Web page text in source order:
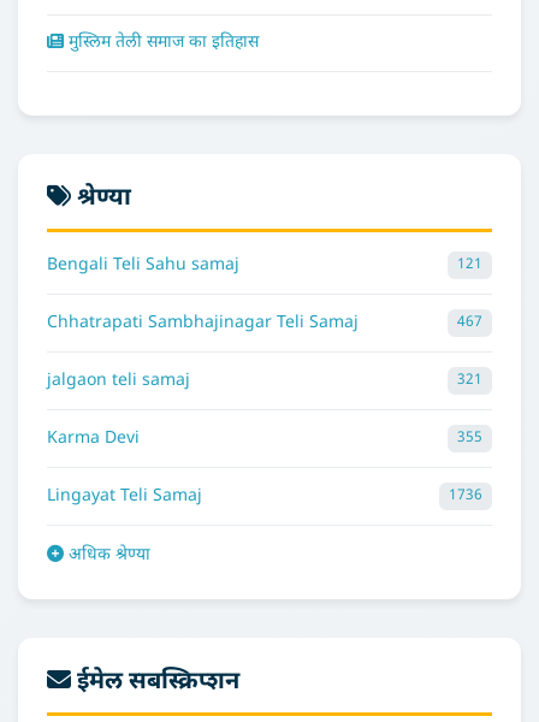
मुस्लिम तेली समाज का इतिहास
श्रेण्या
Bengali Teli Sahu samaj 121
Chhatrapati Sambhajinagar Teli Samaj 467
jalgaon teli samaj 321
Karma Devi 355
Lingayat Teli Samaj 1736
अधिक श्रेण्या
ईमेल सबस्क्रिप्शन